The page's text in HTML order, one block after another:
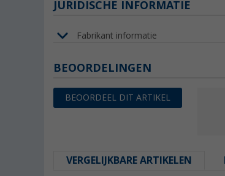
JURIDISCHE INFORMATIE
Fabrikant informatie
BEOORDELINGEN
BEOORDEEL DIT ARTIKEL
VERGELIJKBARE ARTIKELEN